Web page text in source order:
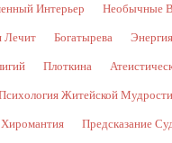
Интерьер Необычные
Лечит Богатырева
Плоткина
Житейской Мудрости
Хиромантия Предсказание